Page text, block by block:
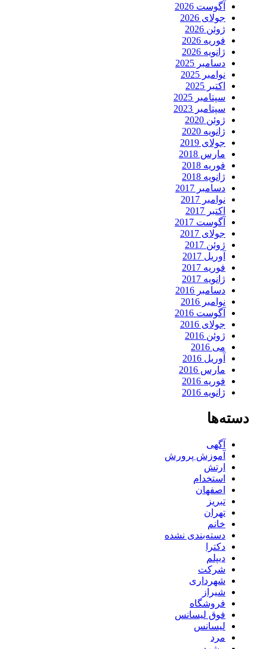
آگوست 2026
جولای 2026
ژوئن 2026
فوریه 2026
ژانویه 2026
دسامبر 2025
نوامبر 2025
اکتبر 2025
سپتامبر 2025
سپتامبر 2023
ژوئن 2020
ژانویه 2020
جولای 2019
مارس 2018
فوریه 2018
ژانویه 2018
دسامبر 2017
نوامبر 2017
اکتبر 2017
آگوست 2017
جولای 2017
ژوئن 2017
آوریل 2017
فوریه 2017
ژانویه 2017
دسامبر 2016
نوامبر 2016
آگوست 2016
جولای 2016
ژوئن 2016
می 2016
آوریل 2016
مارس 2016
فوریه 2016
ژانویه 2016
دسته‌ها
آگهی
آموزش پرورش
ارتش
استخدام
اصفهان
تبریز
تهران
خانم
دسته‌بندی نشده
دکترا
دیپلم
شرکت
شهرداری
شیراز
فروشگاه
فوق لیسانس
لیسانس
مرد